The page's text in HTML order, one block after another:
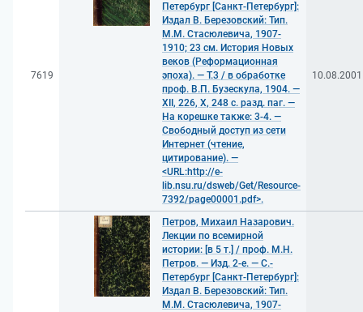
7619
Петербург [Санкт-Петербург]:
Издал В. Березовский: Тип.
М.М. Стасюлевича, 1907-
1910; 23 см. История Новых
веков (Реформационная
эпоха). — Т.3 / в обработке
проф. В.П. Бузескула, 1904. —
XII, 226, X, 248 с. разд. паг. —
На корешке также: 3-4. —
Свободный доступ из сети
Интернет (чтение,
цитирование). —
<URL:http://e-
lib.nsu.ru/dsweb/Get/Resource-
7392/page00001.pdf>.
10.08.2001
Петров, Михаил Назарович.
Лекции по всемирной
истории: [в 5 т.] / проф. М.Н.
Петров. — Изд. 2-е. — С.-
Петербург [Санкт-Петербург]:
Издал В. Березовский: Тип.
М.М. Стасюлевича, 1907-